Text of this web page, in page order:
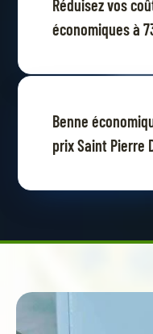
Réduisez vos
économiques à
Benne
prix Saint Pierre